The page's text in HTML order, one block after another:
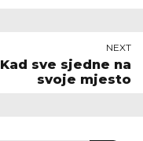
NEXT
Kad sve sjedne na
svoje mjesto